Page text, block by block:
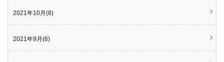
2021年10月(8)
2021年9月(6)